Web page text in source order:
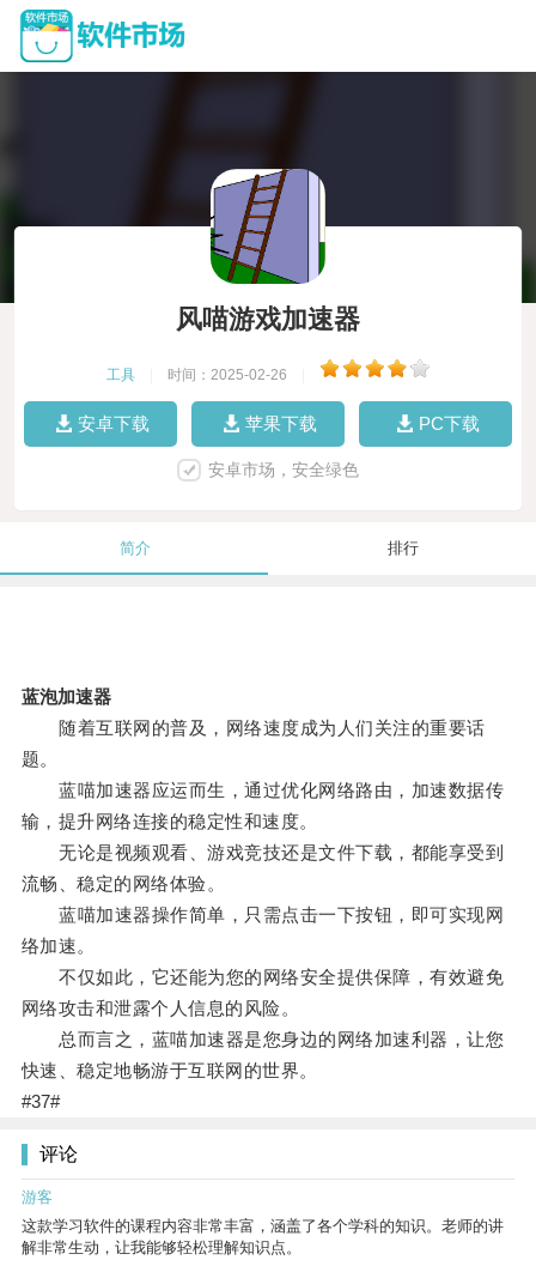
风喵游戏加速器
工具 时间：2025-02-26
安卓下载 苹果下载 PC下载
安卓市场，安全绿色
简介 排行
蓝泡加速器
随着互联网的普及，网络速度成为人们关注的重要话
题。
蓝喵加速器应运而生，通过优化网络路由，加速数据传
输，提升网络连接的稳定性和速度。
无论是视频观看、游戏竞技还是文件下载，都能享受到
流畅、稳定的网络体验。
蓝喵加速器操作简单，只需点击一下按钮，即可实现网
络加速。
不仅如此，它还能为您的网络安全提供保障，有效避免
网络攻击和泄露个人信息的风险。
总而言之，蓝喵加速器是您身边的网络加速利器，让您
快速、稳定地畅游于互联网的世界。
#37#
评论
游客
这款学习软件的课程内容非常丰富，涵盖了各个学科的知识。老师的讲
解非常生动，让我能够轻松理解知识点。